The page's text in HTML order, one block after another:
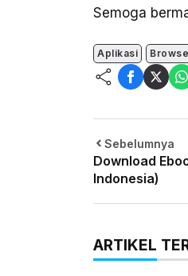
Semoga
Aplikasi
Sebelumnya
Download
Indonesia)
ARTIKEL